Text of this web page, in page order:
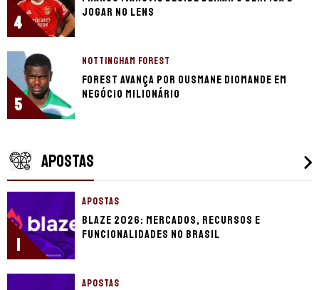
4
jogar no Lens
5
NOTTINGHAM FOREST
Forest avança por Ousmane Diomande em
negócio milionário
APOSTAS
1
APOSTAS
Blaze 2026: mercados, recursos e
funcionalidades no Brasil
APOSTAS